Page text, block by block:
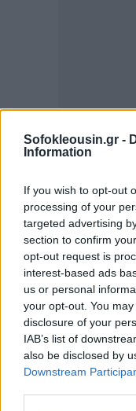
Sofokleousin.gr -
Information
If you wish to opt-out
processing of your
targeted advertising
section to confirm
opt-out request is
interest-based ads
us or personal
your opt-out. You
disclosure of your
IAB’s list of
also be disclosed by
Downstream
εγκατέλειψε τη
Ελίζαμπεθ Τέιλορ
ρόλοι ήταν
Τέιλορ η
στην ίδια του την
η Τέιλορ απλώς
και μπήκε στο
Αλλά όλα αυτά
δεκαετιών. Η